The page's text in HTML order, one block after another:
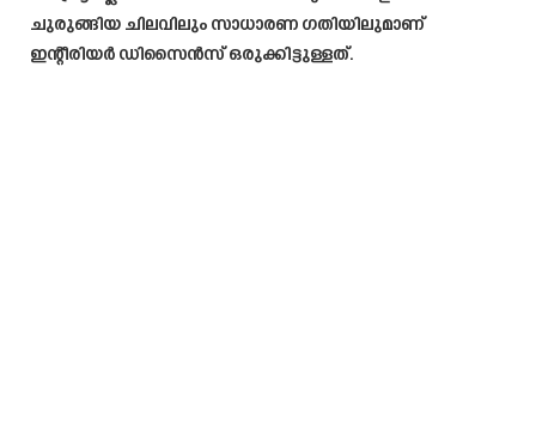
ചുരുങ്ങിയ ചിലവിലും സാധാരണ ഗതിയിലുമാണ്
ഇന്റീരിയർ ഡിസൈൻസ് ഒരുക്കിട്ടുള്ളത്.